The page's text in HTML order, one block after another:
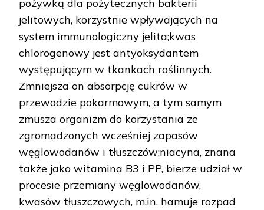
pożywką dla pożytecznych bakterii
jelitowych, korzystnie wpływających na
system immunologiczny jelita;kwas
chlorogenowy jest antyoksydantem
występującym w tkankach roślinnych.
Zmniejsza on absorpcję cukrów w
przewodzie pokarmowym, a tym samym
zmusza organizm do korzystania ze
zgromadzonych wcześniej zapasów
węglowodanów i tłuszczów;niacyna, znana
także jako witamina B3 i PP, bierze udział w
procesie przemiany węglowodanów,
kwasów tłuszczowych, m.in. hamuje rozpad